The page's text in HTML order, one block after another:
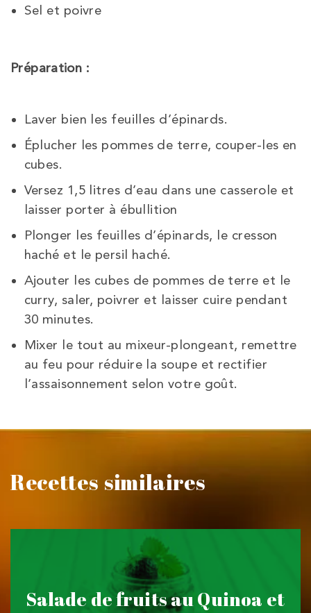
Sel et poivre
Préparation :
Laver bien les feuilles d’épinards.
Éplucher les pommes de terre, couper-les en
cubes.
Versez 1,5 litres d’eau dans une casserole et
laisser porter à ébullition
Plonger les feuilles d’épinards, le cresson
haché et le persil haché.
Ajouter les cubes de pommes de terre et le
curry, saler, poivrer et laisser cuire pendant
30 minutes.
Mixer le tout au mixeur-plongeant, remettre
au feu pour réduire la soupe et rectifier
l’assaisonnement selon votre goût.
Recettes similaires
Salade de fruits au Quinoa et